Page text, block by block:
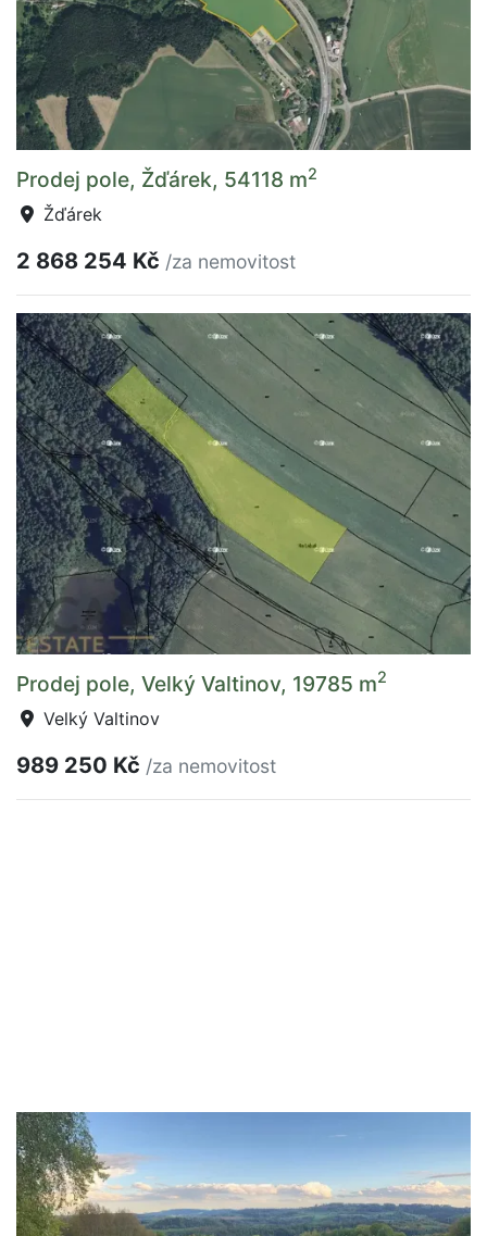
Prodej pole, Žďárek, 54118 m2
Žďárek
2 868 254 Kč /za nemovitost
Prodej pole, Velký Valtinov, 19785 m2
Velký Valtinov
989 250 Kč /za nemovitost